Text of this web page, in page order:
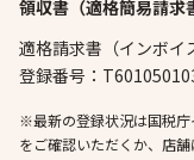
領収書（適格簡易請求
適格請求書（インボイ
登録番号：
※最新の登録状況は国税庁
をご確認いただくか、店舗